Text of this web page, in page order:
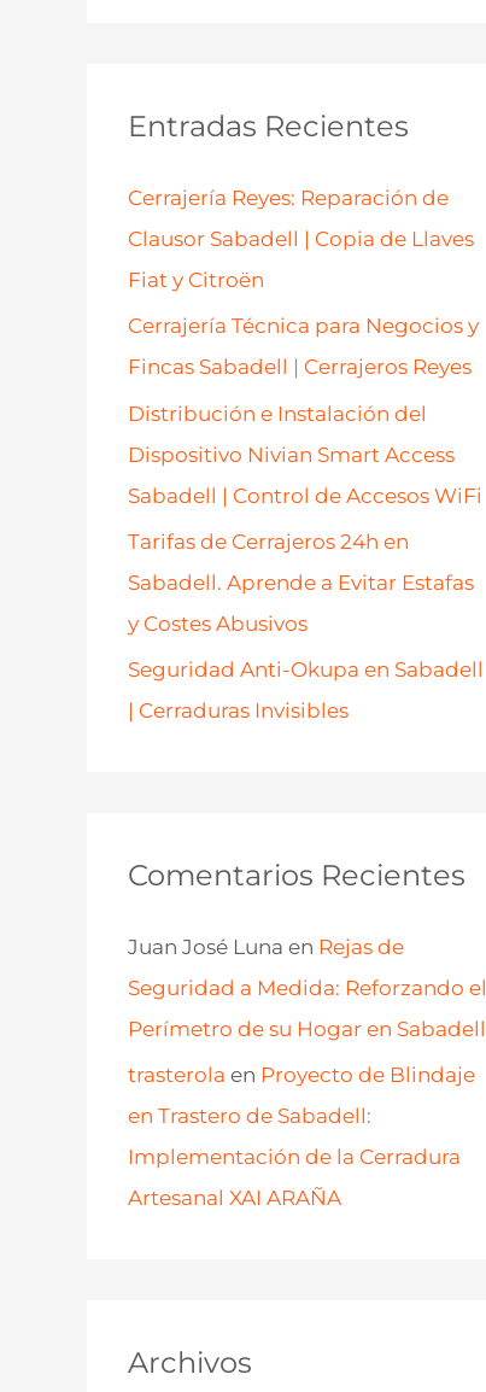
rEntradas Recientes
Cerrajería Reyes: Reparación de
Clausor Sabadell | Copia de Llaves
Fiat y Citroën
Cerrajería Técnica para Negocios y
Fincas Sabadell | Cerrajeros Reyes
Distribución e Instalación del
Dispositivo Nivian Smart Access
Sabadell | Control de Accesos WiFi
Tarifas de Cerrajeros 24h en
Sabadell. Aprende a Evitar Estafas
y Costes Abusivos
Seguridad Anti-Okupa en Sabadell
| Cerraduras Invisibles
Comentarios Recientes
Juan José Luna en Rejas de
Seguridad a Medida: Reforzando el
Perímetro de su Hogar en Sabadell
trasterola en Proyecto de Blindaje
en Trastero de Sabadell:
Implementación de la Cerradura
Artesanal XAI ARAÑA
Archivos